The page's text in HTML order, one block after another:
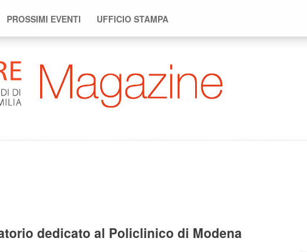
PROSSIMI EVENTI UFFICIO STAMPA
dedicato al Policlinico di Modena